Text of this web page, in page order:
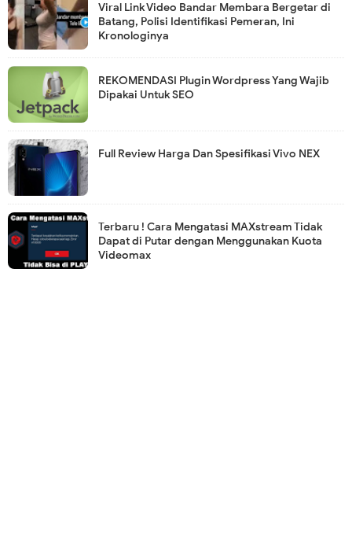
Viral Link Video Bandar Membara Bergetar di
Batang, Polisi Identifikasi Pemeran, Ini
Kronologinya
REKOMENDASI Plugin Wordpress Yang Wajib
Dipakai Untuk SEO
Full Review Harga Dan Spesifikasi Vivo NEX
Terbaru ! Cara Mengatasi MAXstream Tidak
Dapat di Putar dengan Menggunakan Kuota
Videomax